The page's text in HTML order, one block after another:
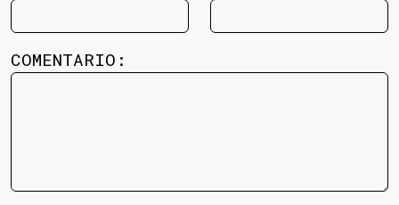
COMENTARIO: